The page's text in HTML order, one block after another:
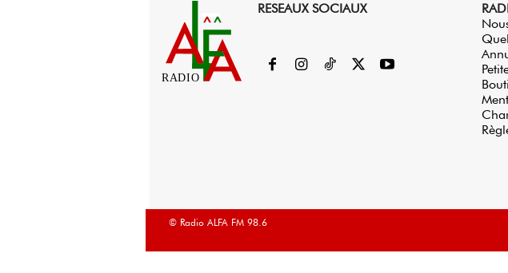
RADIO
RESEAUX SOCIAUX
© Radio ALFA FM 98.6